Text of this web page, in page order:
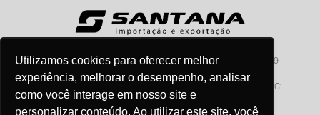
Utilizamos cookies para oferecer melhor
experiência, melhorar o desempenho, analisar
como você interage em nosso site e
personalizar conteúdo. Ao utilizar este site, você
Santana - Importação e Exportação - CNPJ:57.464.653/0001-49
Atendimento por telefone: dias úteis, das 08:15hs às 18:00hs
SAC:
sac@santanaimport.com.br